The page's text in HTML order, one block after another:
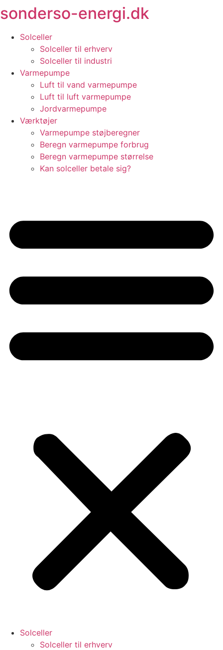
Videre
til
indhold
sonderso-energi.dk
Solceller
Solceller til erhverv
Solceller til industri
Varmepumpe
Luft til vand varmepumpe
Luft til luft varmepumpe
Jordvarmepumpe
Værktøjer
Varmepumpe støjberegner
Beregn varmepumpe forbrug
Beregn varmepumpe størrelse
Kan solceller betale sig?
Solceller
Solceller til erhverv